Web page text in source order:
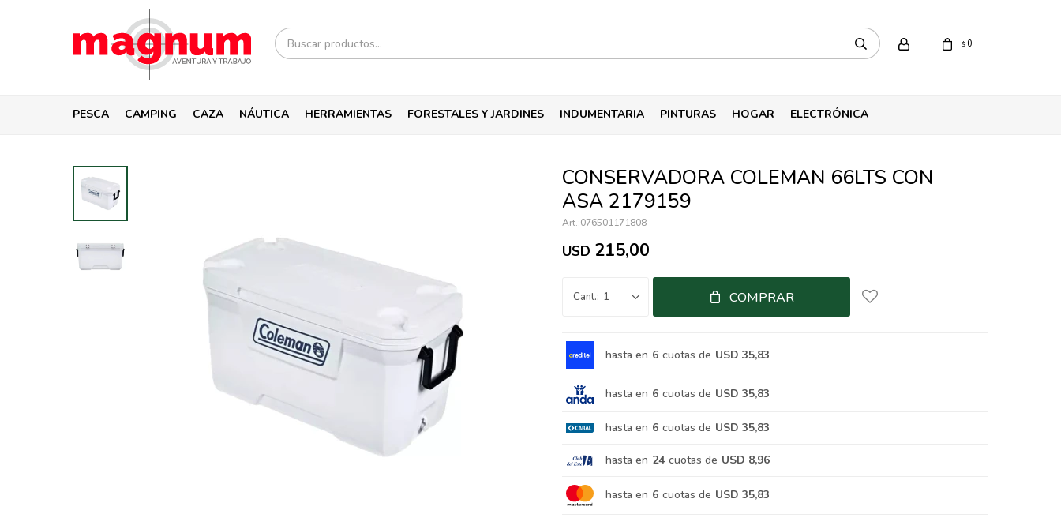
PESCA CAMPING CAZA NÁUTICA HERRAMIENTAS FORESTALES Y JARDINES INDUMENTARIA PINTURAS HOGAR ELECTRÓNICA
$ 0
CONSERVADORA COLEMAN 66LTS CON
ASA 2179159
076501171808
USD 215,00
1 COMPRAR
hasta en 6 cuotas de USD 35,83
hasta en 6 cuotas de USD 35,83
hasta en 6 cuotas de USD 35,83
hasta en 24 cuotas de USD 8,96
hasta en 6 cuotas de USD 35,83